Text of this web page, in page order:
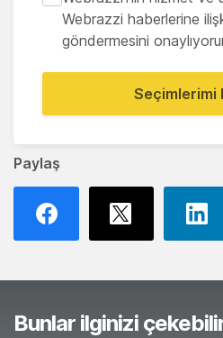
Paylaş
Webrazzi haberlerine
göndermesini
Seçimlerimi
Bunlar ilginizi